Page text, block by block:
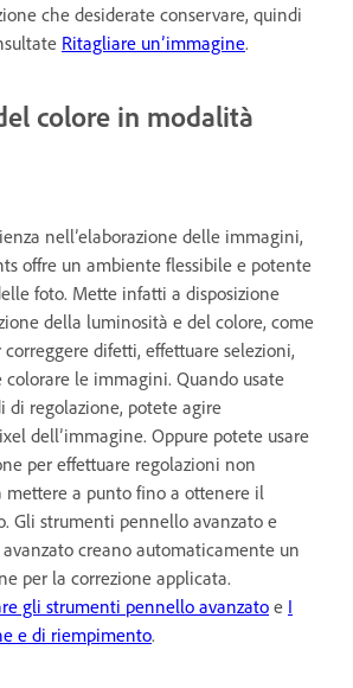
che desiderate conservare, quindi
Ritagliare un’immagine.
colore in modalità
nell’elaborazione delle immagini,
offre un ambiente flessibile e potente
foto. Mette infatti a disposizione
della luminosità e del colore, come
difetti, effettuare selezioni,
colorare le immagini. Quando usate
di regolazione, potete agire
dell’immagine. Oppure potete usare
per effettuare regolazioni non
mettere a punto fino a ottenere il
Gli strumenti pennello avanzato e
creano automaticamente un
per la correzione applicata.
gli strumenti pennello avanzato e I
e di riempimento.